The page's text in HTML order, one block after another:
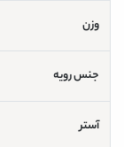
وزن
جنس رویه
آستر